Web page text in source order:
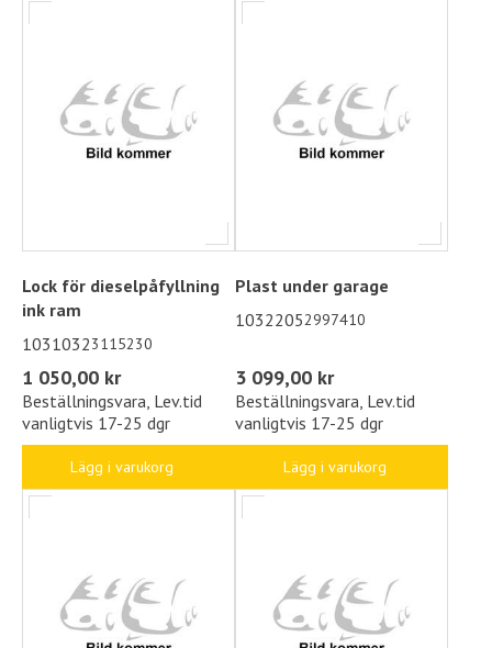
Lock för dieselpåfyllning
ink ram
10310323115230
1 050,00 kr
Beställningsvara, Lev.tid
vanligtvis 17-25 dgr
Lägg i varukorg
Plast under garage
10322052997410
3 099,00 kr
Beställningsvara, Lev.tid
vanligtvis 17-25 dgr
Lägg i varukorg